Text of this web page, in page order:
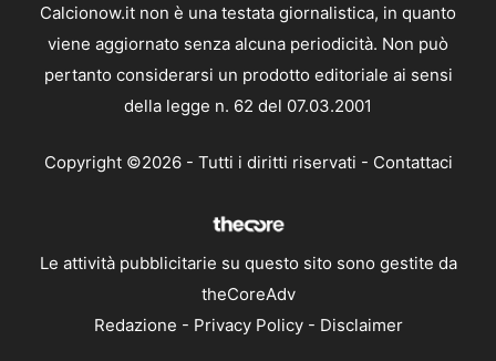
Calcionow.it non è una testata giornalistica, in quanto
viene aggiornato senza alcuna periodicità. Non può
pertanto considerarsi un prodotto editoriale ai sensi
della legge n. 62 del 07.03.2001
Copyright ©2026 - Tutti i diritti riservati - Contattaci
Le attività pubblicitarie su questo sito sono gestite da
theCoreAdv
Redazione - Privacy Policy- Disclaimer